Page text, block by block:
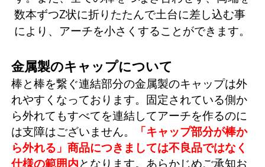
数本ずつZ状に折りたたんで土台に差し込む事
により、アーチを小さくすることができます。
金属製のキャップについて
棒と棒を繋ぐ連結部分の金属製のキャップは外
れやすくなっております。固定されている側か
ら外れてもすべてを連結してアーチを作るのに
は支障はございません。
「キャップ部分が棒か
ら外れる」商品につきましては不良品ではなく
仕様の範囲内となります。あらかじめご承知お